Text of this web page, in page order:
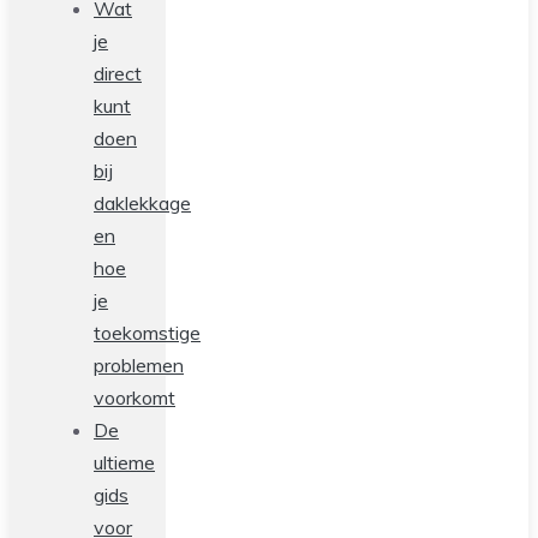
Wat
je
direct
kunt
doen
bij
daklekkage
en
hoe
je
toekomstige
problemen
voorkomt
De
ultieme
gids
voor